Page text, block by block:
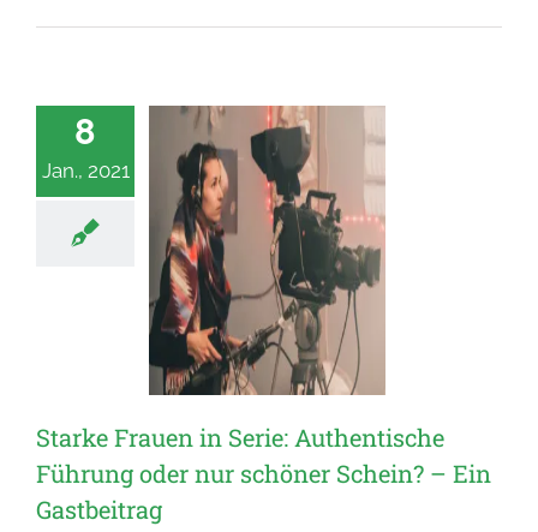
8
Jan., 2021
Starke Frauen in Serie: Authentische
Führung oder nur schöner Schein? – Ein
Gastbeitrag